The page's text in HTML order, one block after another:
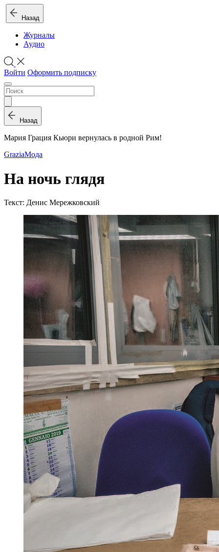
Назад
Журналы
Аудио
Войти Оформить подписку
Назад
Мария Грация Кьюри вернулась в родной Рим!
GraziaМода
На ночь глядя
Текст: Денис Мережковский